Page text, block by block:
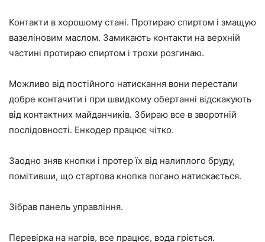
Контакти в хорошому стані. Протираю спиртом і змащую
вазеліновим маслом. Замикають контакти на верхній
частині протираю спиртом і трохи розгинаю.
Можливо від постійного натискання вони перестали
добре контачити і при швидкому обертанні відскакують
від контактних майданчиків. Збираю все в зворотній
послідовності. Енкодер працює чітко.
Заодно зняв кнопки і протер їх від налиплого бруду,
помітивши, що стартова кнопка погано натискається.
Зібрав панель управління.
Перевірка на нагрів, все працює, вода гріється.